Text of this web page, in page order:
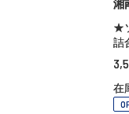
湘
★
詰
在